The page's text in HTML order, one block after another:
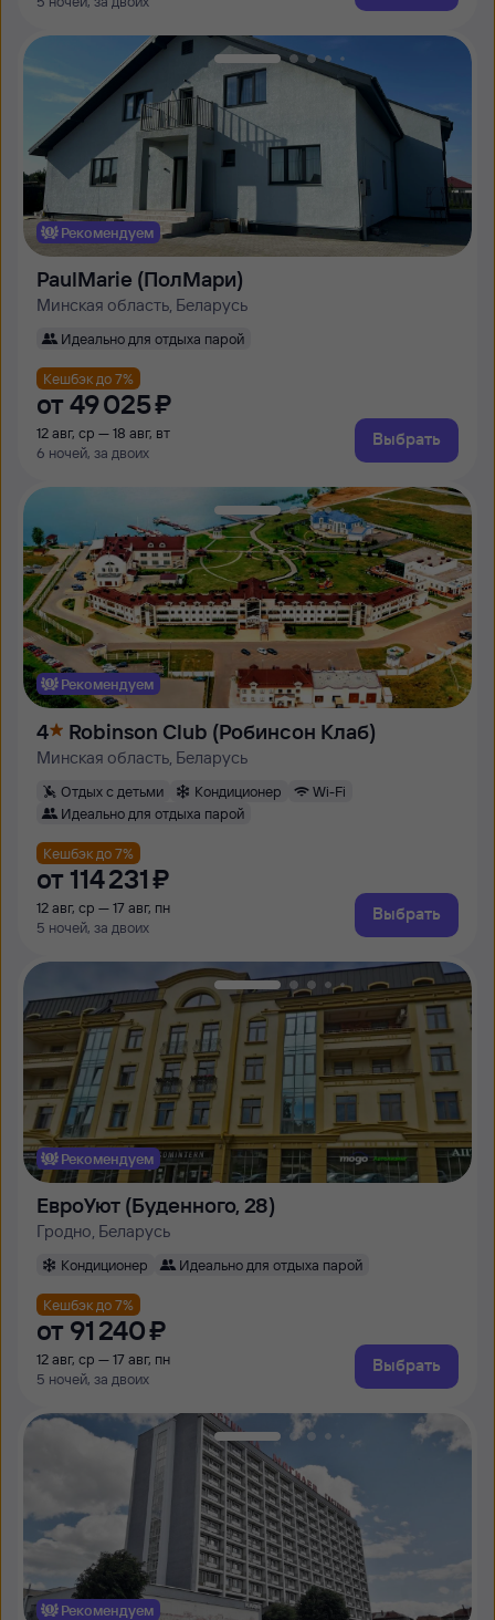
Рекомендуем
PaulMarie (ПолМари)
Минская область, Беларусь
Идеально для отдыха парой
Кешбэк до 7%
от 49 ⁠025 ⁠₽
12 авг, ср — 18 авг, вт
6 ночей, за двоих
Выбрать
Рекомендуем
4 Robinson Club (Робинсон Клаб)
Минская область, Беларусь
Отдых с детьми Кондиционер
Wi-Fi
Идеально для отдыха парой
Кешбэк до 7%
от 114 ⁠231 ⁠₽
12 авг, ср — 17 авг, пн
5 ночей, за двоих
Выбрать
Рекомендуем
ЕвроУют (Буденного, 28)
Гродно, Беларусь
Кондиционер Идеально для отдыха парой
Кешбэк до 7%
от 91 ⁠240 ⁠₽
12 авг, ср — 17 авг, пн
5 ночей, за двоих
Выбрать
Рекомендуем